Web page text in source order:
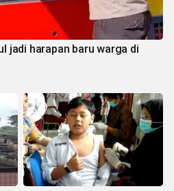
jadi harapan baru warga di